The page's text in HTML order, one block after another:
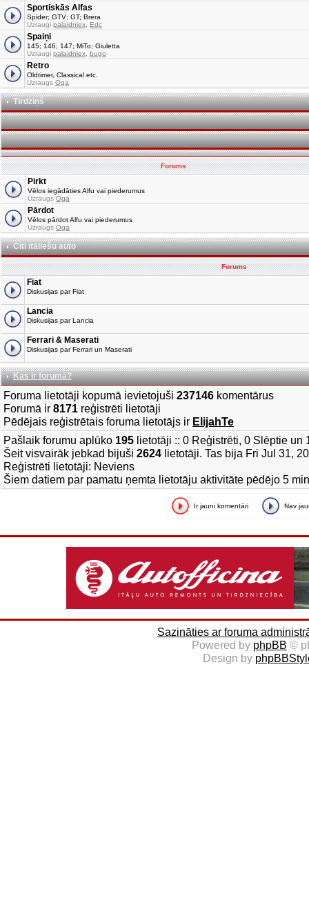
Sportiskās Alfas
Spider; GTV; GT; Brera
Uzraugi palaidniex Edc
Spaiņi
145; 146; 147; MiTo; Giuletta
Uzraugi palaidniex bugo
Retro
Oldtimer, Classical etc.
Uzraugs Oga
Tirdziņš
Forums
Pirkt
Vēlos iegādāties Alfu vai piederumus
Uzraugs Oga
Pārdot
Vēlos pārdot Alfu vai piederumus
Uzraugs Oga
Citi itāliešu auto
Forums
Fiat
Diskusijas par Fiat
Lancia
Diskusijas par Lancia
Ferrari & Maserati
Diskusijas par Ferrari un Maserati
Kas ir forumā?
Foruma lietotāji kopumā ievietojuši 237146 komentārus
Forumā ir 8171 reģistrēti lietotāji
Pēdējais reģistrētais foruma lietotājs ir ElijahTe
Pašlaik forumu aplūko 195 lietotāji :: 0 Reģistrēti, 0 Slēptie
Šeit visvairāk jebkad bijuši 2624 lietotāji. Tas bija Fri Jul 31,
Reģistrēti lietotāji: Neviens
Šiem datiem par pamatu ņemta lietotāju aktivitāte pēdējo 5
Ir jauni komentāri Nav
Sazināties ar foruma
Powered by phpBB ©
Design by